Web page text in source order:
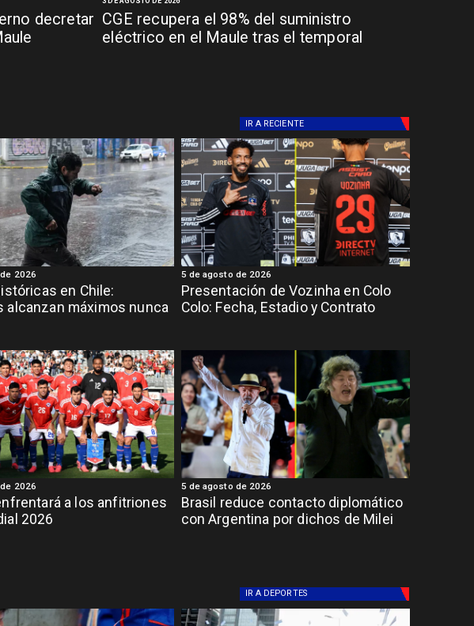
decretar CGE recupera el 98% del suministro
eléctrico en el Maule tras el temporal
IR A RECIENTE
en Chile:
alcanzan máximos nunca
2026
Presentación de Vozinha en Colo
Colo: Fecha, Estadio y Contrato
5 de agosto de 2026
a los anfitriones
2026
2026
Brasil reduce contacto diplomático
con Argentina por dichos de Milei
5 de agosto de 2026
IR A DEPORTES